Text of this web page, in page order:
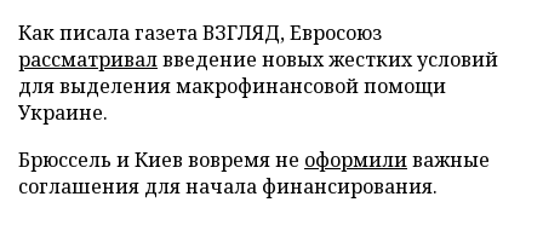
Как писала газета ВЗГЛЯД, Евросоюз
рассматривалвведение новых жестких условий
для выделения макрофинансовой помощи
Украине.
Брюссель и Киев вовремя не оформиливажные
соглашения для начала финансирования.